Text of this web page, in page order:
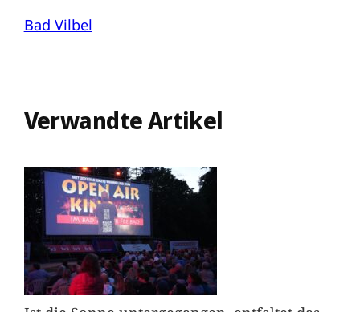
Bad Vilbel
Verwandte Artikel